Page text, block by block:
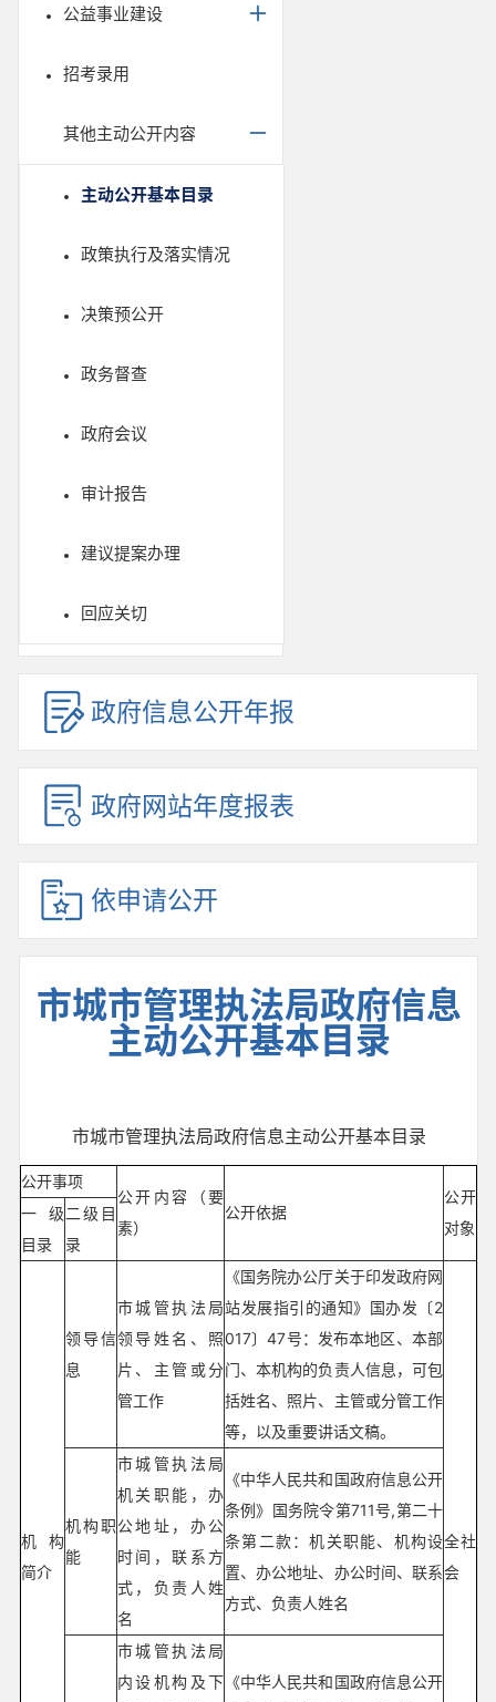
公益事业建设
招考录用
其他主动公开内容
主动公开基本目录
政策执行及落实情况
决策预公开
政务督查
政府会议
审计报告
建议提案办理
回应关切
政府信息公开年报
政府网站年度报表
依申请公开
市城市管理执法局政府信息
主动公开基本目录
市城市管理执法局政府信息主动公开基本目录
公开事项
公开内容（要
素）
公开依据
公开
对象
一级
目录
二级目
录
机构
简介
领导信
息
市城管执法局
领导姓名、照
片、主管或分
管工作
《国务院办公厅关于印发政府网
站发展指引的通知》国办发〔2
017〕47号：发布本地区、本部
门、本机构的负责人信息，可包
括姓名、照片、主管或分管工作
等，以及重要讲话文稿。
全社
会
机构职
能
市城管执法局
机关职能，办
公地址，办公
时间，联系方
式，负责人姓
名
《中华人民共和国政府信息公开
条例》国务院令第711号,第二十
条第二款：机关职能、机构设
置、办公地址、办公时间、联系
方式、负责人姓名
市城管执法局
内设机构及下 《中华人民共和国政府信息公开